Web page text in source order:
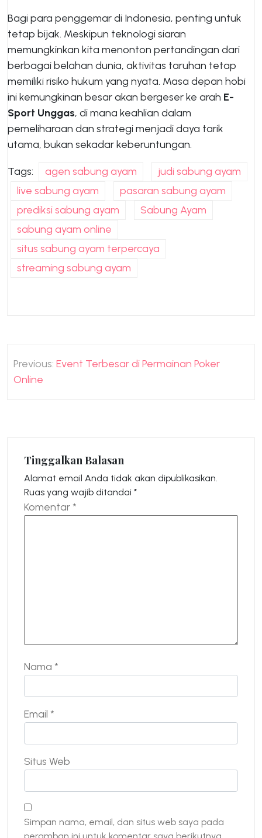
Bagi para penggemar di Indonesia, penting untuk
tetap bijak. Meskipun teknologi siaran
memungkinkan kita menonton pertandingan dari
berbagai belahan dunia, aktivitas taruhan tetap
memiliki risiko hukum yang nyata. Masa depan hobi
ini kemungkinan besar akan bergeser ke arah E-
Sport Unggas, di mana keahlian dalam
pemeliharaan dan strategi menjadi daya tarik
utama, bukan sekadar keberuntungan.
Tags: agen sabung ayam
judi sabung ayam
live sabung ayam
pasaran sabung ayam
prediksi sabung ayam
Sabung Ayam
sabung ayam online
situs sabung ayam terpercaya
streaming sabung ayam
pos
Previous: Event Terbesar di Permainan Poker
Online
Tinggalkan Balasan
Alamat email Anda tidak akan dipublikasikan.
Ruas yang wajib ditandai *
Komentar *
Nama *
Email *
Situs Web
Simpan nama, email, dan situs web saya pada
peramban ini untuk komentar saya berikutnya.